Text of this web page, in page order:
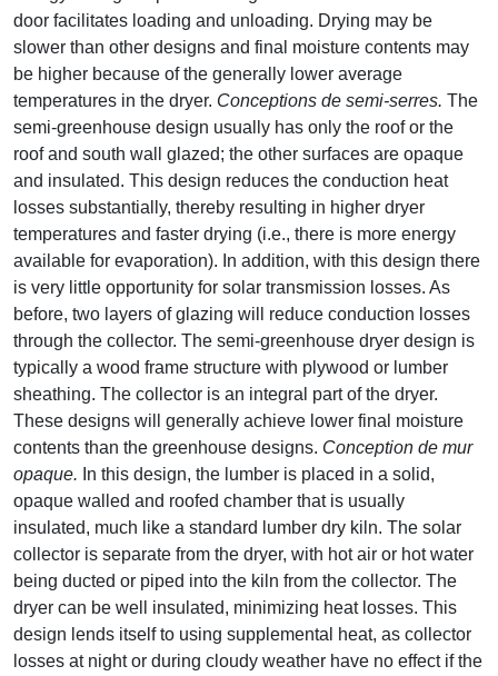
door facilitates loading and unloading. Drying may be
slower than other designs and final moisture contents may
be higher because of the generally lower average
temperatures in the dryer. Conceptions de semi-serres. The
semi-greenhouse design usually has only the roof or the
roof and south wall glazed; the other surfaces are opaque
and insulated. This design reduces the conduction heat
losses substantially, thereby resulting in higher dryer
temperatures and faster drying (i.e., there is more energy
available for evaporation). In addition, with this design there
is very little opportunity for solar transmission losses. As
before, two layers of glazing will reduce conduction losses
through the collector. The semi-greenhouse dryer design is
typically a wood frame structure with plywood or lumber
sheathing. The collector is an integral part of the dryer.
These designs will generally achieve lower final moisture
contents than the greenhouse designs. Conception de mur
opaque. In this design, the lumber is placed in a solid,
opaque walled and roofed chamber that is usually
insulated, much like a standard lumber dry kiln. The solar
collector is separate from the dryer, with hot air or hot water
being ducted or piped into the kiln from the collector. The
dryer can be well insulated, minimizing heat losses. This
design lends itself to using supplemental heat, as collector
losses at night or during cloudy weather have no effect if the